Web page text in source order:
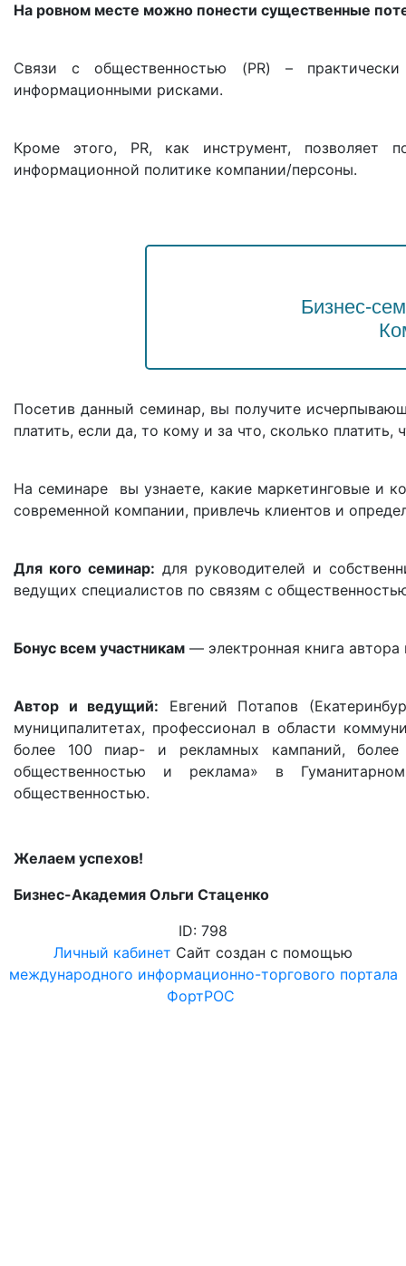
На ровном месте можно понести существенные
Связи с общественностью (PR) –
информационными рисками.
Кроме этого, PR, как инструмент, позволяет
информационной политике компании/персоны.
Бизнес-
Посетив данный семинар, вы получите
платить, если да, то кому и за что, сколько
На семинаре вы узнаете, какие маркетинговые и
современной компании, привлечь клиентов и
Для кого семинар: для руководителей и
ведущих специалистов по связям с
Бонус всем участникам — электронная книга
Автор и ведущий: Евгений Потапов
муниципалитетах, профессионал в области
более 100 пиар- и рекламных кампаний,
общественностью и реклама» в
общественностью.
Желаем успехов!
Бизнес-Академия Ольги Стаценко
ID: 798
Личный кабинет Сайт создан с помощью
международного информационно-торгового портала
ФортРОС